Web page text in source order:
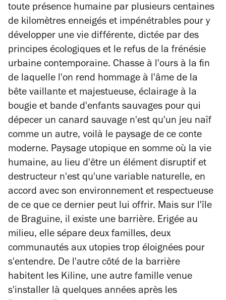
toute présence humaine par plusieurs centaines
de kilomètres enneigés et impénétrables pour y
développer une vie différente, dictée par des
principes écologiques et le refus de la frénésie
urbaine contemporaine. Chasse à l'ours à la fin
de laquelle l'on rend hommage à l'âme de la
bête vaillante et majestueuse, éclairage à la
bougie et bande d'enfants sauvages pour qui
dépecer un canard sauvage n'est qu'un jeu naïf
comme un autre, voilà le paysage de ce conte
moderne. Paysage utopique en somme où la vie
humaine, au lieu d'être un élément disruptif et
destructeur n'est qu'une variable naturelle, en
accord avec son environnement et respectueuse
de ce que ce dernier peut lui offrir. Mais sur l'île
de Braguine, il existe une barrière. Erigée au
milieu, elle sépare deux familles, deux
communautés aux utopies trop éloignées pour
s'entendre. De l'autre côté de la barrière
habitent les Kiline, une autre famille venue
s'installer là quelques années après les